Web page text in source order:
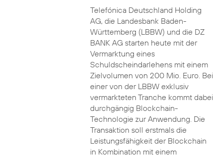
Telefónica Deutschland Holding
AG, die Landesbank Baden-
Württemberg (LBBW) und die DZ
BANK AG starten heute mit der
Vermarktung eines
Schuldscheindarlehens mit einem
Zielvolumen von 200 Mio. Euro. Bei
einer von der LBBW exklusiv
vermarkteten Tranche kommt dabei
durchgängig Blockchain-
Technologie zur Anwendung. Die
Transaktion soll erstmals die
Leistungsfähigkeit der Blockchain
in Kombination mit einem